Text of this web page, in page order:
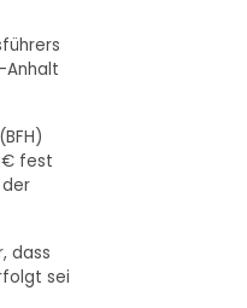
Anhalt
€ fest
dass
sei